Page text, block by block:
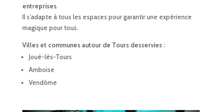
entreprises.
Il s’adapte à tous les espaces pour garantir une expérience
magique pour tous.
Villes et communes autour de Tours desservies :
Joué-lès-Tours
Amboise
Vendôme